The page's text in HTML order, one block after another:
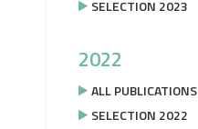
SELECTION 2023
2022
ALL PUBLICATIONS
SELECTION 2022